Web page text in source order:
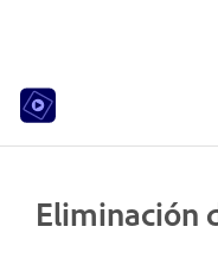
Eliminación